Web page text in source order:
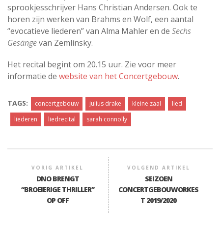
sprookjesschrijver Hans Christian Andersen. Ook te
horen zijn werken van Brahms en Wolf, een aantal
“evocatieve liederen” van Alma Mahler en de Sechs
Gesängevan Zemlinsky.
Het recital begint om 20.15 uur. Zie voor meer
informatie de website van het Concertgebouw.
TAGS: concertgebouw julius drake kleine zaal
lied
liederen
liedrecital sarah connolly
VORIG ARTIKEL
DNO BRENGT
“BROEIERIGE THRILLER”
OP OFF
VOLGEND ARTIKEL
SEIZOEN
CONCERTGEBOUWORKES
T 2019/2020